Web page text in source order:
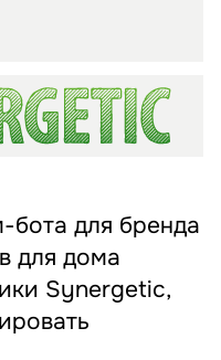
бота для бренда
для дома
Synergetic,